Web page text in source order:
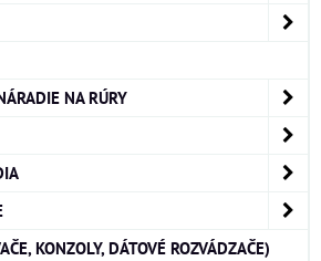
NA RÚRY
KONZOLY, DÁTOVÉ ROZVÁDZAČE)